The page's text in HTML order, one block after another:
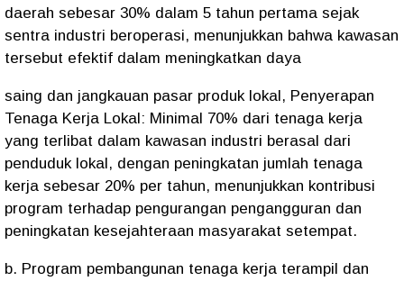
daerah sebesar 30% dalam 5 tahun pertama sejak
sentra industri beroperasi, menunjukkan bahwa kawasan
tersebut efektif dalam meningkatkan daya
saing dan jangkauan pasar produk lokal, Penyerapan
Tenaga Kerja Lokal: Minimal 70% dari tenaga kerja
yang terlibat dalam kawasan industri berasal dari
penduduk lokal, dengan peningkatan jumlah tenaga
kerja sebesar 20% per tahun, menunjukkan kontribusi
program terhadap pengurangan pengangguran dan
peningkatan kesejahteraan masyarakat setempat.
b. Program pembangunan tenaga kerja terampil dan